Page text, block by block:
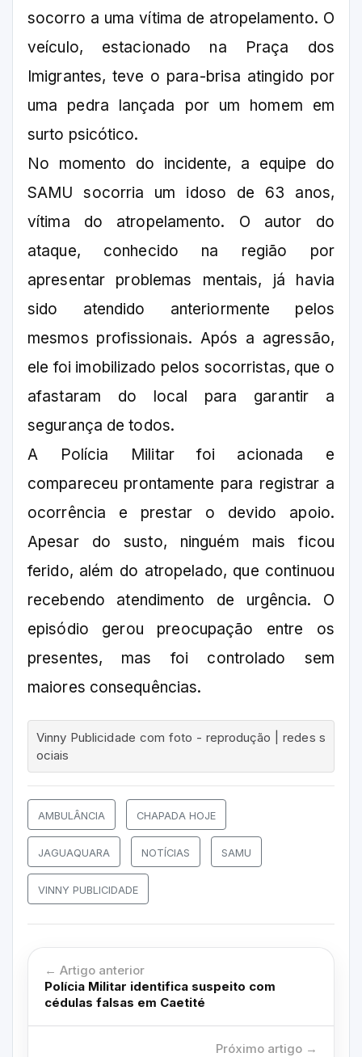
socorro a uma vítima de atropelamento. O
veículo, estacionado na Praça dos
Imigrantes, teve o para-brisa atingido por
uma pedra lançada por um homem em
surto psicótico.
No momento do incidente, a equipe do
SAMU socorria um idoso de 63 anos,
vítima do atropelamento. O autor do
ataque, conhecido na região por
apresentar problemas mentais, já havia
sido atendido anteriormente pelos
mesmos profissionais. Após a agressão,
ele foi imobilizado pelos socorristas, que o
afastaram do local para garantir a
segurança de todos.
A Polícia Militar foi acionada e
compareceu prontamente para registrar a
ocorrência e prestar o devido apoio.
Apesar do susto, ninguém mais ficou
ferido, além do atropelado, que continuou
recebendo atendimento de urgência. O
episódio gerou preocupação entre os
presentes, mas foi controlado sem
maiores consequências.
Vinny Publicidade com foto - reprodução | redes s
ociais
AMBULÂNCIA CHAPADA HOJE
JAGUAQUARA NOTÍCIAS SAMU
VINNY PUBLICIDADE
← Artigo anterior
Polícia Militar identifica suspeito com
cédulas falsas em Caetité
Próximo artigo →